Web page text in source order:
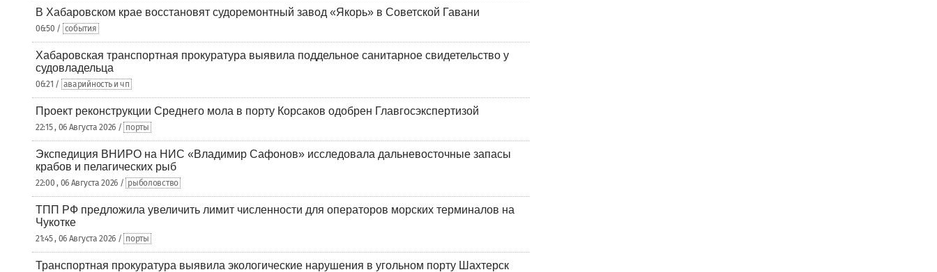
В Хабаровском крае восстановят судоремонтный завод «Якорь» в Советской Гавани
06:50 / события
Хабаровская транспортная прокуратура выявила поддельное санитарное свидетельство у
судовладельца
06:21 / аварийность и чп
Проект реконструкции Среднего мола в порту Корсаков одобрен Главгосэкспертизой
22:15 , 06 Августа 2026 / порты
Экспедиция ВНИРО на НИС «Владимир Сафонов» исследовала дальневосточные запасы
крабов и пелагических рыб
22:00 , 06 Августа 2026 / рыболовство
ТПП РФ предложила увеличить лимит численности для операторов морских терминалов на
Чукотке
21:45 , 06 Августа 2026 / порты
Транспортная прокуратура выявила экологические нарушения в угольном порту Шахтерск